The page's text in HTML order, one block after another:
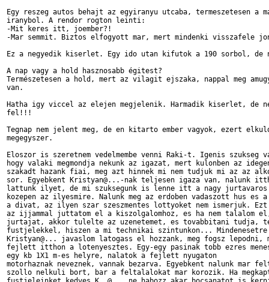
Egy reszeg autos behajt az egyiranyu utcaba, termeszetesen a
iranybol. A rendor rogton leinti:
-Mit keres itt, joember?!
-Mar semmit. Biztos elfogyott mar, mert mindenki visszafele
Ez a negyedik kiserlet. Egy ido utan kifutok a 190 sorbol, de
A nap vagy a hold hasznosabb égitest?
Természetesen a hold, mert az vilagit ejszaka, nappal meg
van.
Hatha igy viccel az elejen megjelenik. Harmadik kiserlet, de
fel!!!
Tegnap nem jelent meg, de en kitarto ember vagyok, ezert
megegyszer.
Eloszor is szeretnem vedelmembe venni Raki-t. Igenis szukseg
hogy valaki megmondja nekunk az igazat, mert kulonben az
szakadt hazank fiai, meg azt hinnek mi nem tudjuk mi az az
sor. Egyebkent Kristyan@...-nak teljesen igaza van, nalunk
lattunk ilyet, de mi szuksegunk is lenne itt a nagy jurtavaros
kozepen az ilyesmire. Nalunk meg az erdoben vadaszott hus es
a divat, az ilyen szar szeszmentes lottyoket nem ismerjuk.
az ijjammal juttatom el a kiszolgalomhoz, es ha nem talalom
jurtajat, akkor tulelte az uzenetemet, es tovabbitani tudja,
fustjelekkel, hiszen a mi technikai szintunkon... Mindenesetre
Kristyan@... javaslom latogass el hozzank, meg fogsz lepodni,
fejlett itthon a lotenyesztes. Egy-egy pasinak tobb ezres
egy kb 1X1 m-es helyre, nalatok a fejlett nyugaton
motorhaznak neveznek, vannak bezarva. Egyebkent nalunk mar
szollo nelkuli bort, bar a feltalalokat mar korozik. Ha